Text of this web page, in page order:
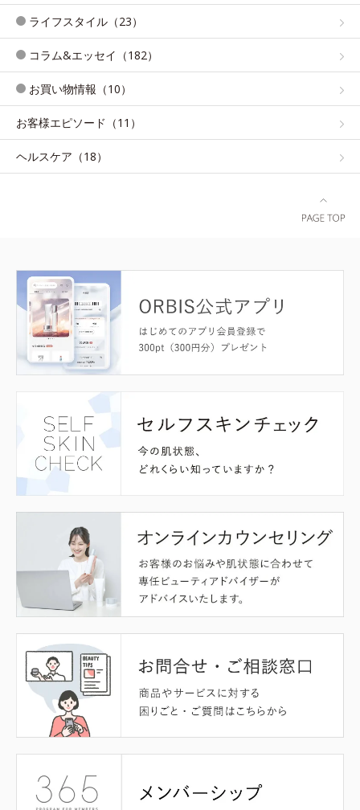
ライフスタイル（23）
コラム&エッセイ（182）
お買い物情報（10）
お客様エピソード（11）
ヘルスケア（18）